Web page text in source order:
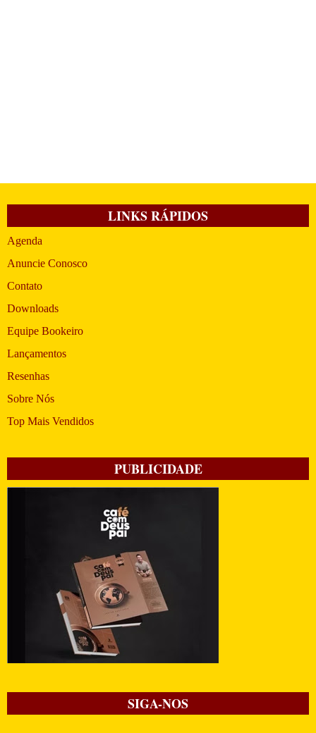
LINKS RÁPIDOS
Agenda
Anuncie Conosco
Contato
Downloads
Equipe Bookeiro
Lançamentos
Resenhas
Sobre Nós
Top Mais Vendidos
PUBLICIDADE
SIGA-NOS